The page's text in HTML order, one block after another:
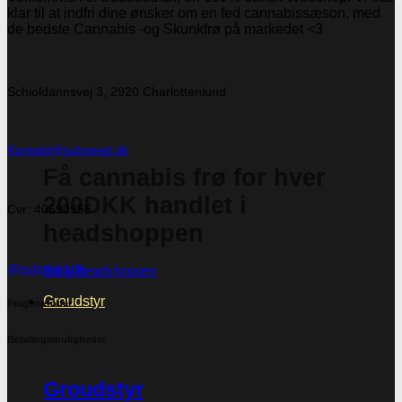
200DKK handlet i
Gå til headshoppen
Groudstyr
Groudstyr
klar til at indfri dine ønsker om en fed cannabissæson, med
de bedste Cannabis -og Skunkfrø på markedet <3
Schioldannsvej 3, 2920 Charlottenlund
Kontakt@subseed.dk
Cvr: 40690956
@subseed.dk
Fragtmetoder